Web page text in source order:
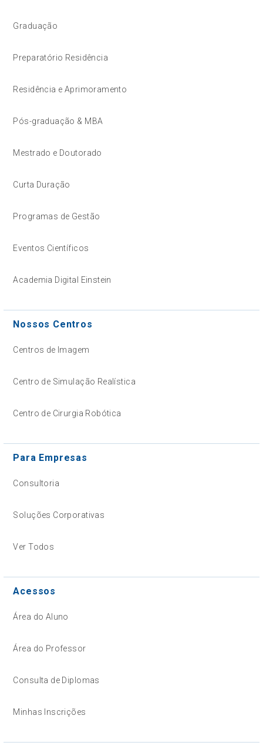
Graduação
Preparatório Residência
Residência e Aprimoramento
Pós-graduação & MBA
Mestrado e Doutorado
Curta Duração
Programas de Gestão
Eventos Científicos
Academia Digital Einstein
Nossos Centros
Centros de Imagem
Centro de Simulação Realística
Centro de Cirurgia Robótica
Para Empresas
Consultoria
Soluções Corporativas
Ver Todos
Acessos
Área do Aluno
Área do Professor
Consulta de Diplomas
Minhas Inscrições